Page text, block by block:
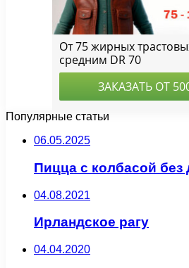
Популярные статьи
06.05.2025
Пицца с колбасой без
04.08.2021
Ирландское рагу
04.04.2020